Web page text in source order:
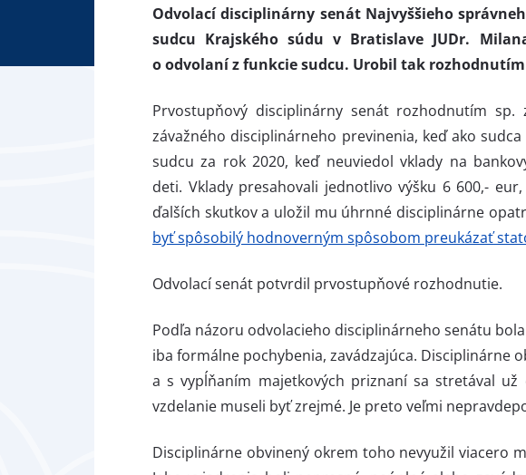
Odvolací disciplinárny senát Najvyššieho
sudcu Krajského súdu v Bratislave JUDr.
o odvolaní z funkcie sudcu. Urobil tak rozhodnutím
Prvostupňový disciplinárny senát rozhodnutím
závažného disciplinárneho previnenia, keď ako
sudcu za rok 2020, keď neuviedol vklady na
deti. Vklady presahovali jednotlivo výšku 6 600,-
ďalších skutkov a uložil mu úhrnné disciplinárne
byť spôsobilý hodnoverným spôsobom preukázať
Odvolací senát potvrdil prvostupňové rozhodnutie.
Podľa názoru odvolacieho disciplinárneho senátu
iba formálne pochybenia, zavádzajúca. Disciplinárne
a s vypĺňaním majetkových priznaní sa stretával
vzdelanie museli byť zrejmé. Je preto veľmi
Disciplinárne obvinený okrem toho nevyužil viacero